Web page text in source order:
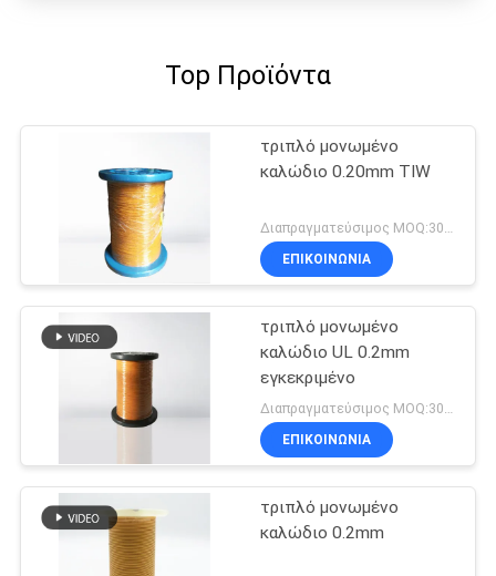
Top Προϊόντα
τριπλό μονωμένο
καλώδιο 0.20mm TIW
Διαπραγματεύσιμος MOQ:3000 μέτρα
ΕΠΙΚΟΙΝΩΝΙΑ
τριπλό μονωμένο
καλώδιο UL 0.2mm
εγκεκριμένο
ΕΠΙΚΟΙΝΩΝΙΑ
τριπλό μονωμένο
καλώδιο 0.2mm